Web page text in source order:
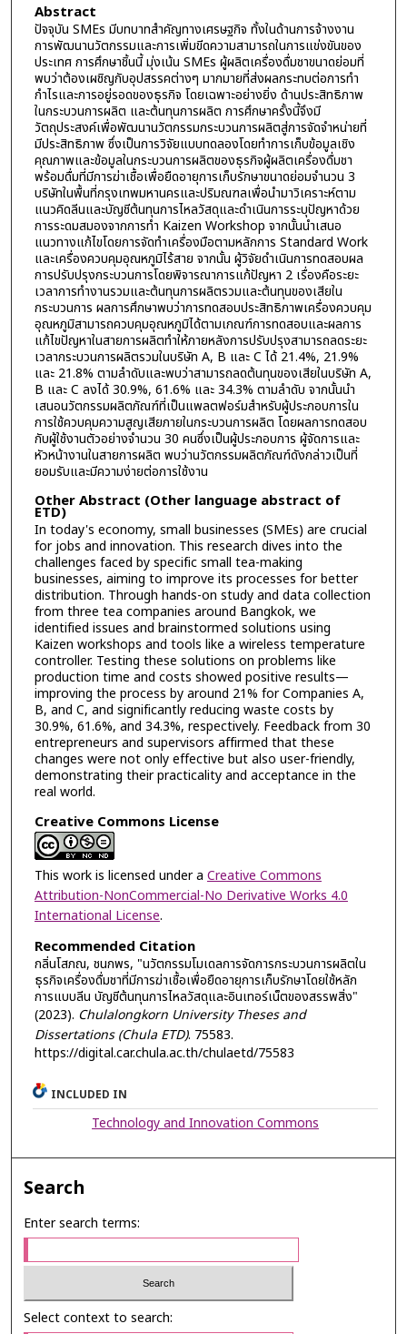
Abstract
ปัจจุบัน SMEs มีบทบาทสำคัญทางเศรษฐกิจ ทั้งในด้านการจ้างงาน
การพัฒนานวัตกรรมและการเพิ่มขีดความสามารถในการแข่งขันของ
ประเทศ การศึกษาชิ้นนี้ มุ่งเน้น SMEs ผู้ผลิตเครื่องดื่มชาขนาดย่อมที่
พบว่าต้องเผชิญกับอุปสรรคต่างๆ มากมายที่ส่งผลกระทบต่อการทำ
กำไรและการอยู่รอดของธุรกิจ โดยเฉพาะอย่างยิ่ง ด้านประสิทธิภาพ
ในกระบวนการผลิต และต้นทุนการผลิต การศึกษาครั้งนี้จึงมี
วัตถุประสงค์เพื่อพัฒนานวัตกรรมกระบวนการผลิตสู่การจัดจำหน่ายที่
มีประสิทธิภาพ ซึ่งเป็นการวิจัยแบบทดลองโดยทำการเก็บข้อมูลเชิง
คุณภาพและข้อมูลในกระบวนการผลิตของธุรกิจผู้ผลิตเครื่องดื่มชา
พร้อมดื่มที่มีการฆ่าเชื้อเพื่อยืดอายุการเก็บรักษาขนาดย่อมจำนวน 3
บริษัทในพื้นที่กรุงเทพมหานครและปริมณฑลเพื่อนำมาวิเคราะห์ตาม
แนวคิดลีนและบัญชีต้นทุนการไหลวัสดุและดำเนินการระบุปัญหาด้วย
การระดมสมองจากการทำ Kaizen Workshop จากนั้นนำเสนอ
แนวทางแก้ไขโดยการจัดทำเครื่องมือตามหลักการ Standard Work
และเครื่องควบคุมอุณหภูมิไร้สาย จากนั้น ผู้วิจัยดำเนินการทดสอบผล
การปรับปรุงกระบวนการโดยพิจารณาการแก้ปัญหา 2 เรื่องคือระยะ
เวลาการทำงานรวมและต้นทุนการผลิตรวมและต้นทุนของเสียใน
กระบวนการ ผลการศึกษาพบว่าการทดสอบประสิทธิภาพเครื่องควบคุม
อุณหภูมิสามารถควบคุมอุณหภูมิได้ตามเกณฑ์การทดสอบและผลการ
แก้ไขปัญหาในสายการผลิตทำให้ภายหลังการปรับปรุงสามารถลดระยะ
เวลากระบวนการผลิตรวมในบริษัท A, B และ C ได้ 21.4%, 21.9%
และ 21.8% ตามลำดับและพบว่าสามารถลดต้นทุนของเสียในบริษัท A,
B และ C ลงได้ 30.9%, 61.6% และ 34.3% ตามลำดับ จากนั้นนำ
เสนอนวัตกรรมผลิตภัณฑ์ที่เป็นแพลตฟอร์มสำหรับผู้ประกอบการใน
การใช้ควบคุมความสูญเสียภายในกระบวนการผลิต โดยผลการทดสอบ
กับผู้ใช้งานตัวอย่างจำนวน 30 คนซึ่งเป็นผู้ประกอบการ ผู้จัดการและ
หัวหน้างานในสายการผลิต พบว่านวัตกรรมผลิตภัณฑ์ดังกล่าวเป็นที่
ยอมรับและมีความง่ายต่อการใช้งาน
Other Abstract (Other language abstract of
ETD)
In today's economy, small businesses (SMEs) are crucial
for jobs and innovation. This research dives into the
challenges faced by specific small tea-making
businesses, aiming to improve its processes for better
distribution. Through hands-on study and data collection
from three tea companies around Bangkok, we
identified issues and brainstormed solutions using
Kaizen workshops and tools like a wireless temperature
controller. Testing these solutions on problems like
production time and costs showed positive results—
improving the process by around 21% for Companies A,
B, and C, and significantly reducing waste costs by
30.9%, 61.6%, and 34.3%, respectively. Feedback from 30
entrepreneurs and supervisors affirmed that these
changes were not only effective but also user-friendly,
demonstrating their practicality and acceptance in the
real world.
Creative Commons License
This work is licensed under a Creative Commons
Attribution-NonCommercial-No Derivative Works 4.0
International License.
Recommended Citation
กลิ่นโสภณ, ชนกพร, "นวัตกรรมโมเดลการจัดการกระบวนการผลิตใน
ธุรกิจเครื่องดื่มชาที่มีการฆ่าเชื้อเพื่อยืดอายุการเก็บรักษาโดยใช้หลัก
การแบบลีน บัญชีต้นทุนการไหลวัสดุและอินเทอร์เน็ตของสรรพสิ่ง"
(2023). Chulalongkorn University Theses and
Dissertations (Chula ETD). 75583.
https://digital.car.chula.ac.th/chulaetd/75583
INCLUDED IN
Technology and Innovation Commons
Search
Enter search terms:
Select context to search: